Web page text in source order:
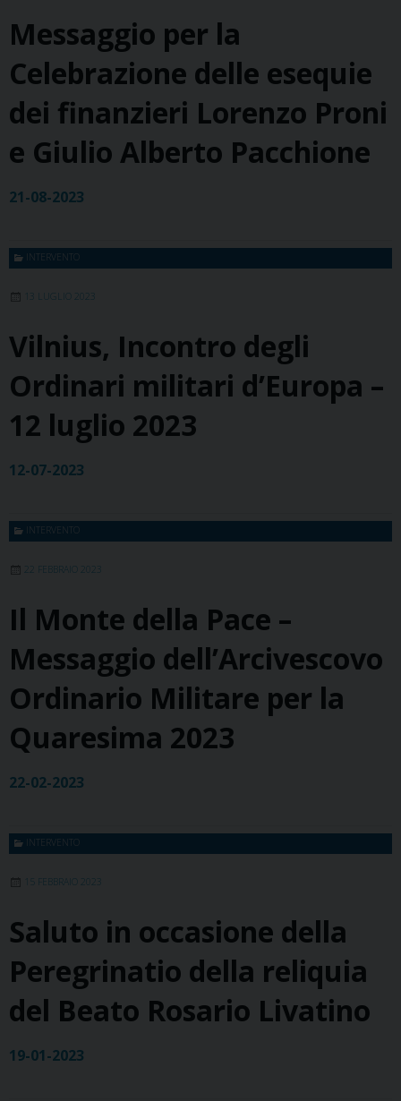
Messaggio per la
Celebrazione delle esequie
dei finanzieri Lorenzo Proni
e Giulio Alberto Pacchione
21-08-2023
INTERVENTO
13 LUGLIO 2023
Vilnius, Incontro degli
Ordinari militari d’Europa –
12 luglio 2023
12-07-2023
INTERVENTO
22 FEBBRAIO 2023
Il Monte della Pace –
Messaggio dell’Arcivescovo
Ordinario Militare per la
Quaresima 2023
22-02-2023
INTERVENTO
15 FEBBRAIO 2023
Saluto in occasione della
Peregrinatio della reliquia
del Beato Rosario Livatino
19-01-2023